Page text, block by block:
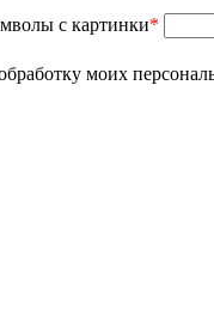
с картинки*
моих